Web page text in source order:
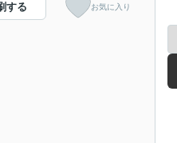
する お気に入り